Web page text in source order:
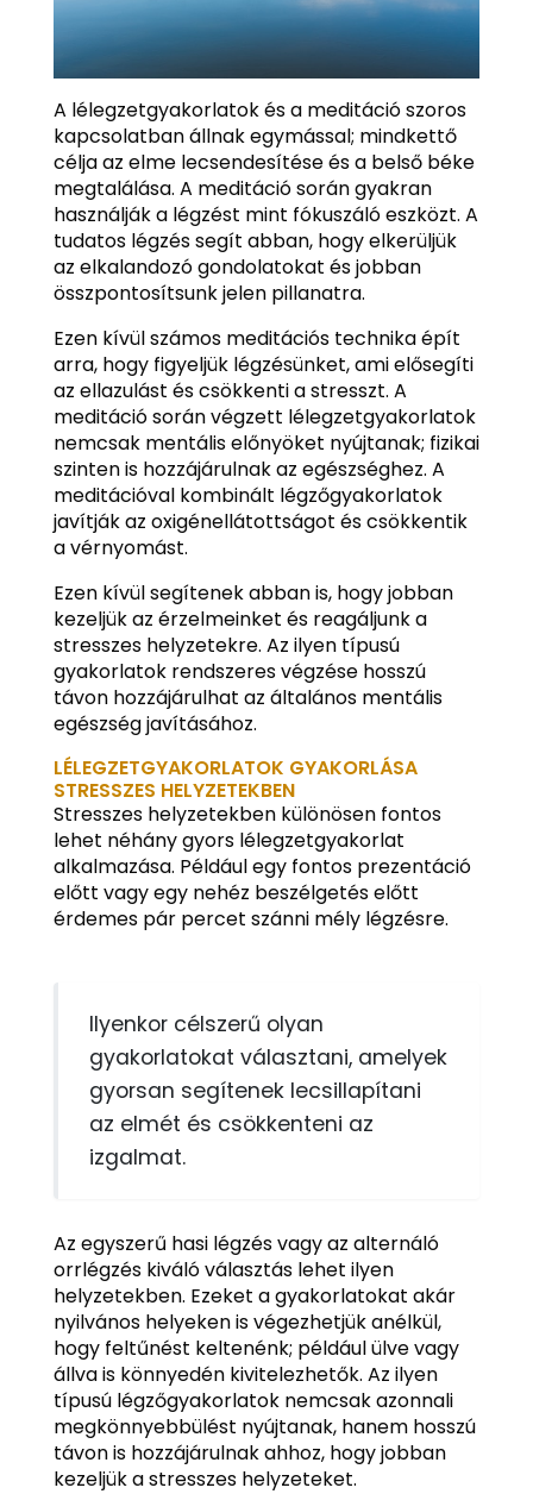
A lélegzetgyakorlatok és a meditáció szoros
kapcsolatban állnak egymással; mindkettő
célja az elme lecsendesítése és a belső béke
megtalálása. A meditáció során gyakran
használják a légzést mint fókuszáló eszközt. A
tudatos légzés segít abban, hogy elkerüljük
az elkalandozó gondolatokat és jobban
összpontosítsunk jelen pillanatra.
Ezen kívül számos meditációs technika épít
arra, hogy figyeljük légzésünket, ami elősegíti
az ellazulást és csökkenti a stresszt. A
meditáció során végzett lélegzetgyakorlatok
nemcsak mentális előnyöket nyújtanak; fizikai
szinten is hozzájárulnak az egészséghez. A
meditációval kombinált légzőgyakorlatok
javítják az oxigénellátottságot és csökkentik
a vérnyomást.
Ezen kívül segítenek abban is, hogy jobban
kezeljük az érzelmeinket és reagáljunk a
stresszes helyzetekre. Az ilyen típusú
gyakorlatok rendszeres végzése hosszú
távon hozzájárulhat az általános mentális
egészség javításához.
LÉLEGZETGYAKORLATOK GYAKORLÁSA
STRESSZES HELYZETEKBEN
Stresszes helyzetekben különösen fontos
lehet néhány gyors lélegzetgyakorlat
alkalmazása. Például egy fontos prezentáció
előtt vagy egy nehéz beszélgetés előtt
érdemes pár percet szánni mély légzésre.
Ilyenkor célszerű olyan
gyakorlatokat választani, amelyek
gyorsan segítenek lecsillapítani
az elmét és csökkenteni az
izgalmat.
Az egyszerű hasi légzés vagy az alternáló
orrlégzés kiváló választás lehet ilyen
helyzetekben. Ezeket a gyakorlatokat akár
nyilvános helyeken is végezhetjük anélkül,
hogy feltűnést keltenénk; például ülve vagy
állva is könnyedén kivitelezhetők. Az ilyen
típusú légzőgyakorlatok nemcsak azonnali
megkönnyebbülést nyújtanak, hanem hosszú
távon is hozzájárulnak ahhoz, hogy jobban
kezeljük a stresszes helyzeteket.